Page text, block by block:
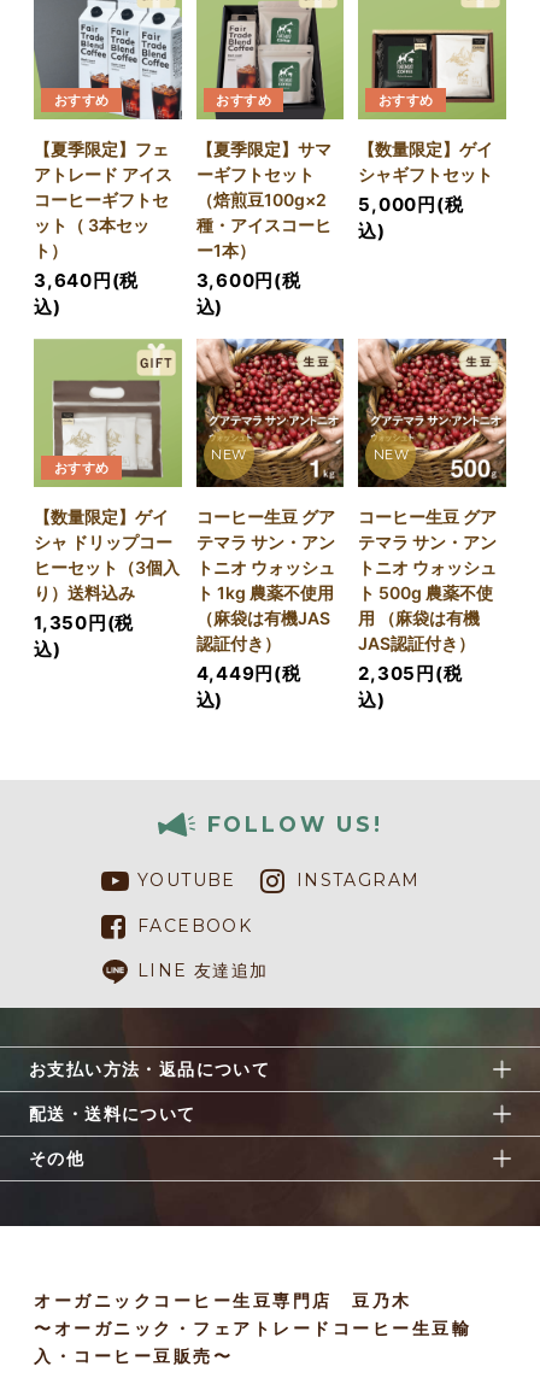
おすすめ
【夏季限定】フェ
アトレード アイス
コーヒーギフトセ
ット（ 3本セッ
ト）
3,640円(税
込)
おすすめ
【夏季限定】サマ
ーギフトセット
（焙煎豆100g×2
種・アイスコーヒ
ー1本）
3,600円(税
込)
おすすめ
【数量限定】ゲイ
シャギフトセット
5,000円(税
込)
おすすめ
【数量限定】ゲイ
シャ ドリップコー
ヒーセット（3個入
り）送料込み
1,350円(税
込)
NEW
コーヒー生豆 グア
テマラ サン・アン
トニオ ウォッシュ
ト 1kg 農薬不使用
（麻袋は有機JAS
認証付き）
4,449円(税
込)
NEW
コーヒー生豆 グア
テマラ サン・アン
トニオ ウォッシュ
ト 500g 農薬不使
用 （麻袋は有機
JAS認証付き）
2,305円(税
込)
FOLLOW US!
YOUTUBE INSTAGRAM
FACEBOOK
LINE 友達追加
お支払い方法・返品について
配送・送料について
その他
オーガニックコーヒー生豆専門店 豆乃木
〜オーガニック・フェアトレードコーヒー生豆輸
入・コーヒー豆販売〜